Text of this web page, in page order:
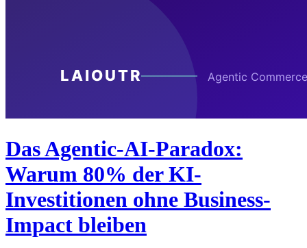
Das Agentic-AI-Paradox:
Warum 80% der KI-
Investitionen ohne Business-
Impact bleiben